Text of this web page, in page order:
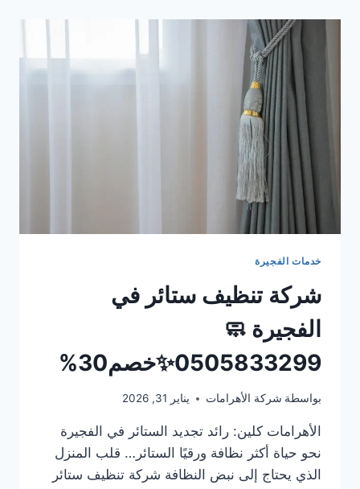
خدمات الفجيرة
شركة تنظيف ستائر في
الفجيرة 🧼
0505833299✨خصم30%
بواسطة شركة الأهرامات يناير 31, 2026
الأهرامات كلين: رائد تجديد الستائر في الفجيرة
نحو حياة أكثر نظافة ورقيًا الستائر… قلب المنزل
الذي يحتاج إلى نبض النظافة شركة تنظيف ستائر